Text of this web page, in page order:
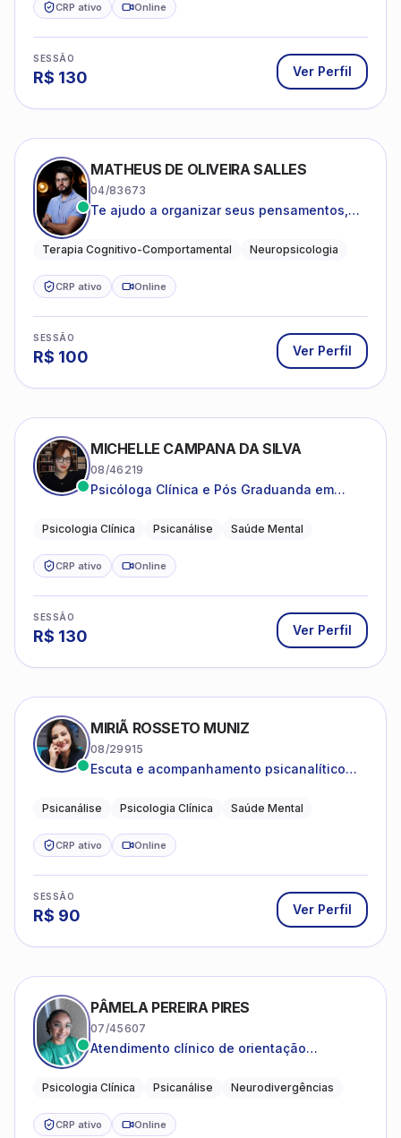
CRP ativo Online
SESSÃO
R$ 130 Ver Perfil
MATHEUS DE OLIVEIRA SALLES
04/83673
Te ajudo a organizar seus pensamentos,
clareza e sentido, com uma terapia
Terapia Cognitivo-Comportamental Neuropsicologia
CRP ativo Online
SESSÃO
R$ 100 Ver Perfil
MICHELLE CAMPANA DA SILVA
08/46219
Psicóloga Clínica e Pós Graduanda em
Psicologia Clínica Psicanálise Saúde Mental
CRP ativo Online
SESSÃO
R$ 130 Ver Perfil
MIRIÃ ROSSETO MUNIZ
08/29915
Escuta e acompanhamento psicanalítico
Psicanálise Psicologia Clínica Saúde Mental
CRP ativo Online
SESSÃO
R$ 90 Ver Perfil
PÂMELA PEREIRA PIRES
07/45607
Atendimento clínico de orientação
crianças neurotípicas
Psicologia Clínica Psicanálise Neurodivergências
CRP ativo Online